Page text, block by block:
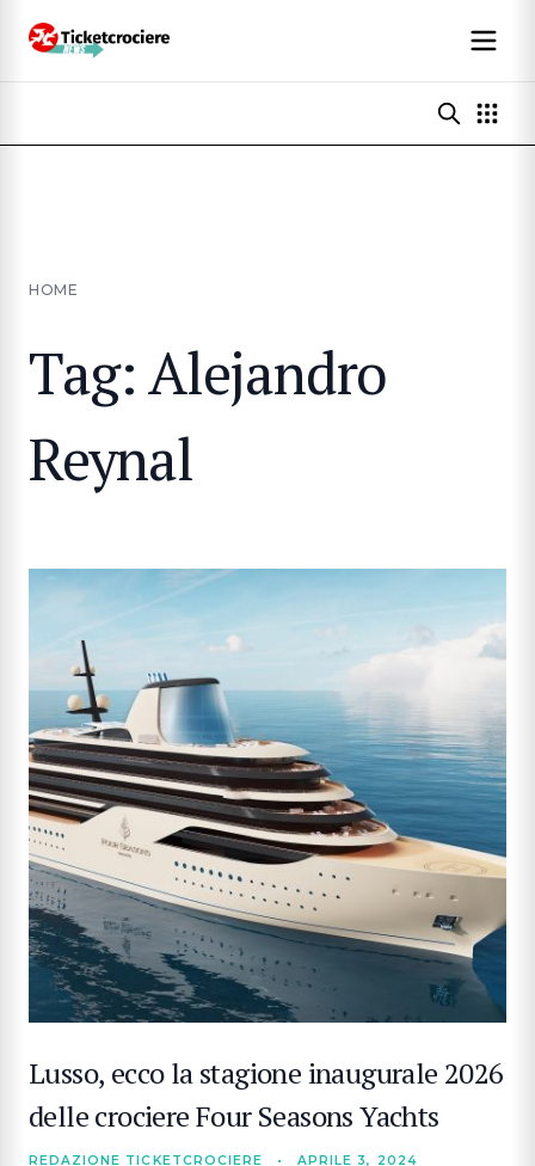
HOME
Tag: Alejandro
Reynal
Lusso, ecco la stagione inaugurale 2026
delle crociere Four Seasons Yachts
REDAZIONE TICKETCROCIERE • APRILE 3, 2024